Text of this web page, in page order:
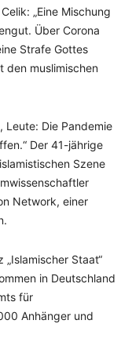
„Eine Mischung
Über Corona
Strafe Gottes
den muslimischen
Leute: Die Pandemie
Der 41-jährige
Szene
Network, einer
Staat“
in Deutschland
für
Anhänger und